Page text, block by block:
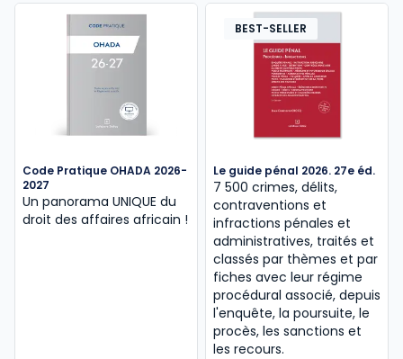
Code Pratique OHADA 2026-
2027
Un panorama UNIQUE du
droit des affaires africain !
BEST-SELLER
Le guide pénal 2026. 27e éd.
7 500 crimes, délits,
contraventions et
infractions pénales et
administratives, traités et
classés par thèmes et par
fiches avec leur régime
procédural associé, depuis
l'enquête, la poursuite, le
procès, les sanctions et
les recours.